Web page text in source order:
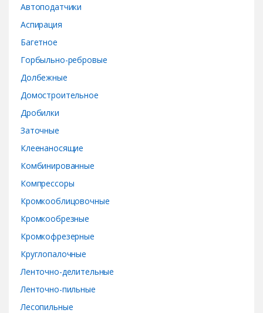
Автоподатчики
Аспирация
Багетное
Горбыльно-ребровые
Долбежные
Домостроительное
Дробилки
Заточные
Клеенаносящие
Комбинированные
Компрессоры
Кромкооблицовочные
Кромкообрезные
Кромкофрезерные
Круглопалочные
Ленточно-делительные
Ленточно-пильные
Лесопильные